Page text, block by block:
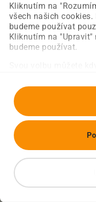
Kliknutím na
všech našich
budeme používat
Kliknutím na "Upravit"
budeme používat.
Obnovit